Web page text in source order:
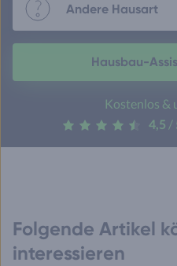
Andere Hausart
Hausbau-
Kostenlos &
4,5 /
Folgende Artikel
interessieren